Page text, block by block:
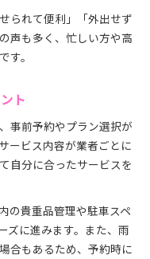
られて便利」「外出せず
声も多く、忙しい方や高
す。
ト
事前予約やプラン選択が
ービス内容が業者ごとに
自分に合ったサービスを
の貴重品管理や駐車スペ
ズに進みます。また、雨
合もあるため、予約時に